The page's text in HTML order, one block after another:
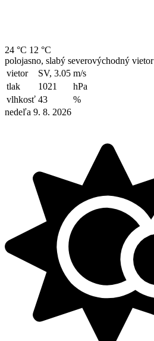
24 °C 12 °C
polojasno, slabý severovýchodný vietor
vietor
SV, 3.05 m/s
tlak
1021
hPa
vlhkosť 43
%
nedeľa 9. 8. 2026